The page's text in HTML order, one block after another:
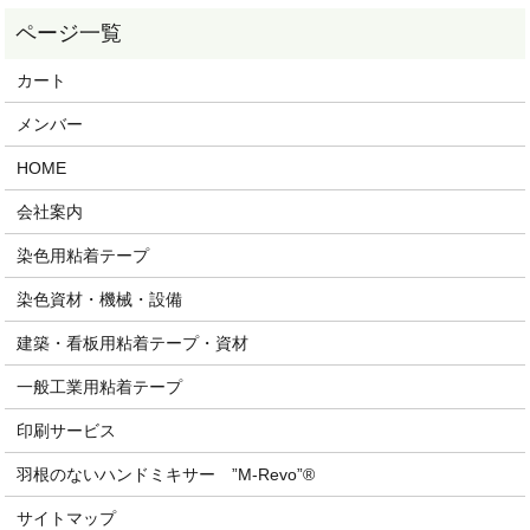
カート
メンバー
HOME
会社案内
染色用粘着テープ
染色資材・機械・設備
建築・看板用粘着テープ・資材
一般工業用粘着テープ
印刷サービス
羽根のないハンドミキサー ”M-Revo”®
サイトマップ